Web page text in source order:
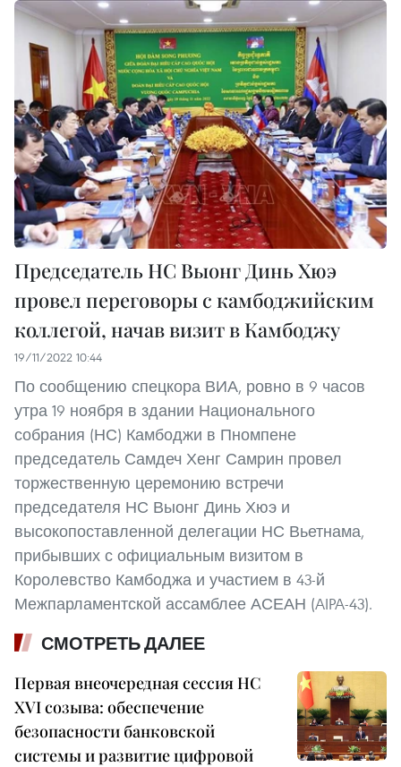
Председатель НС Выонг Динь Хюэ
провел переговоры с камбоджийским
коллегой, начав визит в Камбоджу
19/11/2022 10:44
По сообщению спецкора ВИА, ровно в 9 часов
утра 19 ноября в здании Национального
собрания (НС) Камбоджи в Пномпене
председатель Самдеч Хенг Самрин провел
торжественную церемонию встречи
председателя НС Выонг Динь Хюэ и
высокопоставленной делегации НС Вьетнама,
прибывших с официальным визитом в
Королевство Камбоджа и участием в 43-й
Межпарламентской ассамблее АСЕАН (AIPA-43).
СМОТРЕТЬ ДАЛЕЕ
Первая внеочередная сессия НС
XVI созыва: обеспечение
безопасности банковской
системы и развитие цифровой